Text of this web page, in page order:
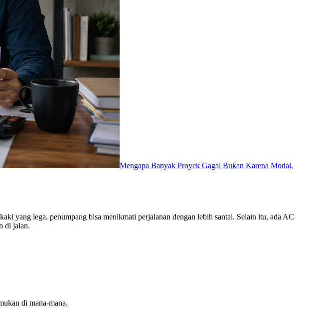
Mengapa Banyak Proyek Gagal Bukan Karena Modal,
yang lega, penumpang bisa menikmati perjalanan dengan lebih santai. Selain itu, ada AC
di jalan.
di mana-mana.